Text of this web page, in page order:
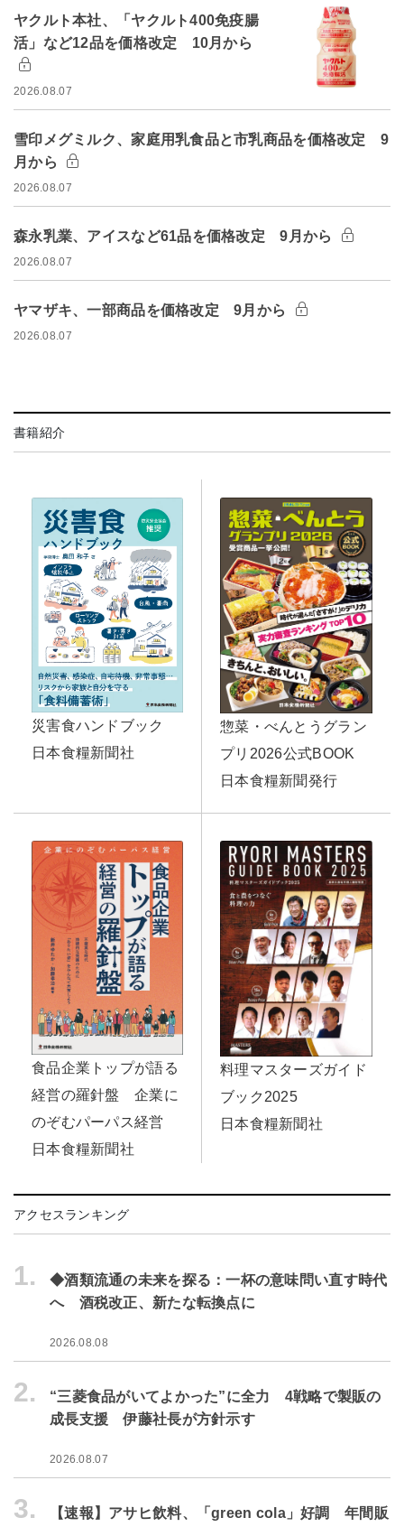
ヤクルト本社、「ヤクルト400免疫腸
活」など12品を価格改定 10月から
2026.08.07
雪印メグミルク、家庭用乳食品と市乳商品を価格改定 9
月から
2026.08.07
森永乳業、アイスなど61品を価格改定 9月から
2026.08.07
ヤマザキ、一部商品を価格改定 9月から
2026.08.07
書籍紹介
災害食ハンドブック
日本食糧新聞社
惣菜・べんとうグラン
プリ2026公式BOOK
日本食糧新聞発行
食品企業トップが語る
経営の羅針盤 企業に
のぞむパーパス経営
日本食糧新聞社
料理マスターズガイド
ブック2025
日本食糧新聞社
アクセスランキング
1.
◆酒類流通の未来を探る：一杯の意味問い直す時代
へ 酒税改正、新たな転換点に
2026.08.08
2.
“三菱食品がいてよかった”に全力 4戦略で製販の
成長支援 伊藤社長が方針示す
2026.08.07
3.
【速報】アサヒ飲料、「green cola」好調 年間販